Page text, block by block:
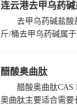
连云港去甲乌药
去甲乌药碱盐酸
斤/桶去甲乌药碱属
醋酸奥曲肽
醋酸奥曲肽CAS
奥曲肽主要适合需